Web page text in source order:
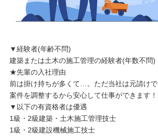
▼経験者(年齢不問)
建築または土木の施工管理の経験者(年数不問)
★先輩の入社理由
前は掛け持ちが多くて…。ただ当社は元請けで
案件を調整するから安心して仕事ができます！
▼以下の有資格者は優遇
1級・2級建築・土木施工管理技士
1級・2級建設機械施工技士